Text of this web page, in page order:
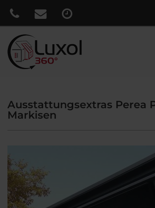
Ausstattungsextras Perea
Markisen